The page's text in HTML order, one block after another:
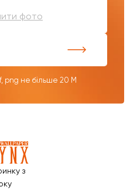
фото
png не більше 20 М
з